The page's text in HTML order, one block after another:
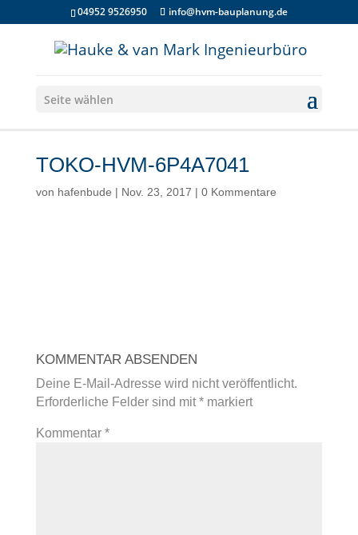
04952 9526950 info@hvm-bauplanung.de
Seite wählen
TOKO-HVM-6P4A7041
von hafenbude | Nov. 23, 2017 | 0 Kommentare
KOMMENTAR ABSENDEN
Deine E-Mail-Adresse wird nicht veröffentlicht.
Erforderliche Felder sind mit *markiert
Kommentar *